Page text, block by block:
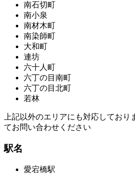
南石切町
南小泉
南材木町
南染師町
大和町
連坊
六十人町
六丁の目南町
六丁の目北町
若林
上記以外のエリアにも対応しており
てお問い合わせください
駅名
愛宕橋駅